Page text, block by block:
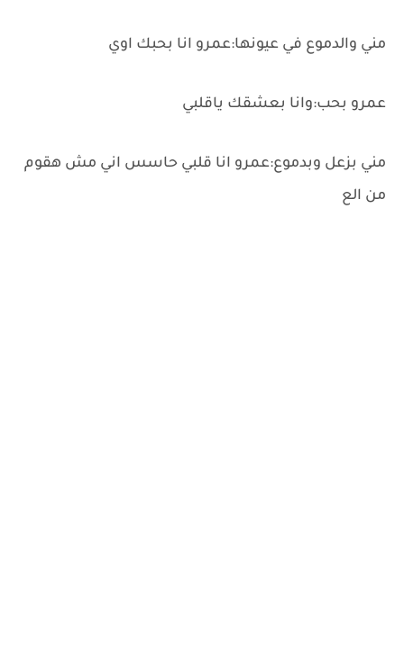
مني والدموع في عيونها:عمرو انا بحبك اوي
عمرو بحب:وانا بعشقك ياقلبي
مني بزعل وبدموع:عمرو انا قلبي حاسس اني مش هقوم
من الع